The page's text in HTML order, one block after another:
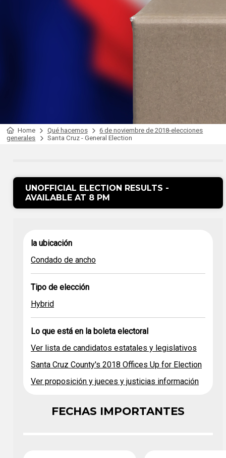
Home Qué hacemos
6 de noviembre de 2018-elecciones
generales
Santa Cruz - General Election
UNOFFICIAL ELECTION RESULTS -
AVAILABLE AT 8 PM
la
ubicación
Condado de
ancho
Santa Cruz
justicias
información
la ubicación
Condado de ancho
Tipo de elección
Hybrid
Lo que está en la boleta electoral
Ver lista de candidatos estatales y legislativos
Santa Cruz County's 2018 Offices Up for Election
Ver proposición y jueces y justicias información
FECHAS IMPORTANTES